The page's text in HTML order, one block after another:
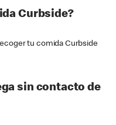
Curbside?
tu comida Curbside
sin contacto de